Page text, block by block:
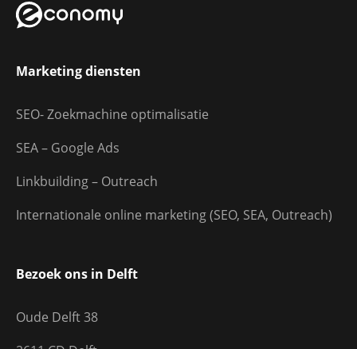
Marketing diensten
SEO- Zoekmachine optimalisatie
SEA – Google Ads
Linkbuilding – Outreach
Internationale online marketing (SEO, SEA, Outreach)
Bezoek ons in Delft
Oude Delft 38